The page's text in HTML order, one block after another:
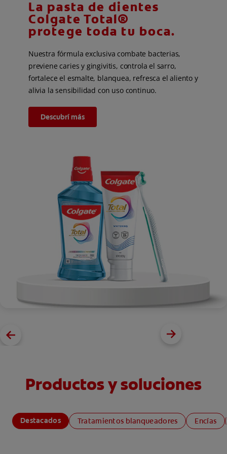
La pasta de dientes
Colgate Total®
protege toda tu boca.
Nuestra fórmula exclusiva combate bacterias,
previene caries y gingivitis, controla el sarro,
fortalece el esmalte, blanquea, refresca el aliento y
alivia la sensibilidad con uso continuo.
Descubrí más
Productos y soluciones
Destacados Tratamientos blanqueadores Encías